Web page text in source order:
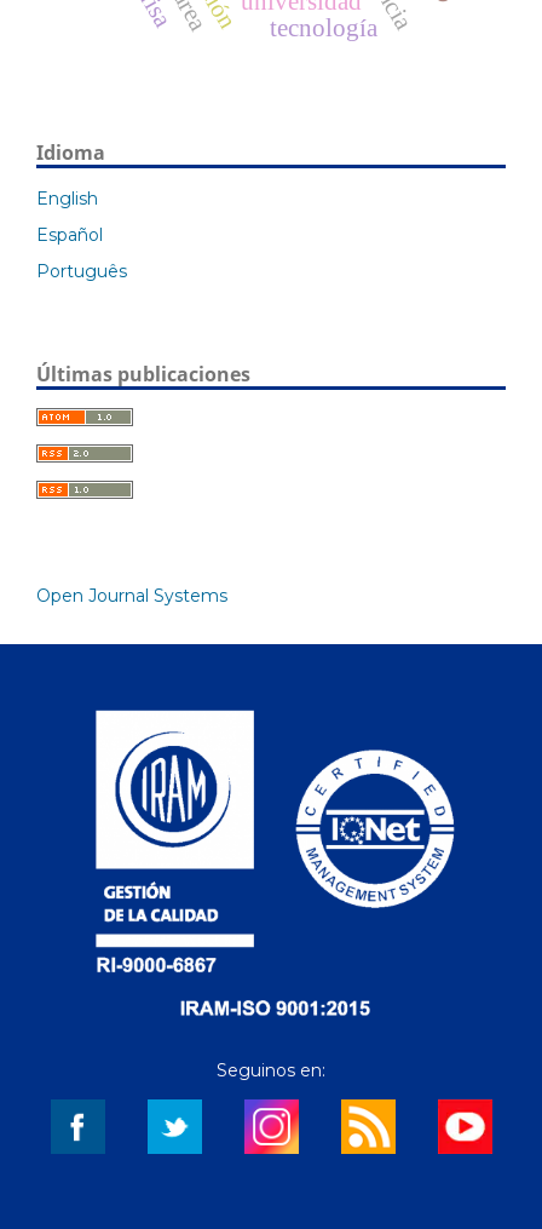
tecnología
Idioma
English
Español
Português
Últimas publicaciones
Open Journal Systems
Seguinos en: